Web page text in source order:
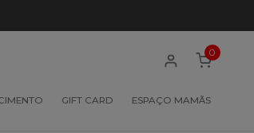
GIFT CARD ESPAÇO MAMÃS
0